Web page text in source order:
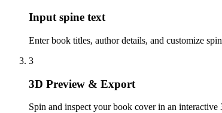
Input spine text
Enter book titles, author details, and customize
3
3D Preview & Export
Spin and inspect your book cover in an